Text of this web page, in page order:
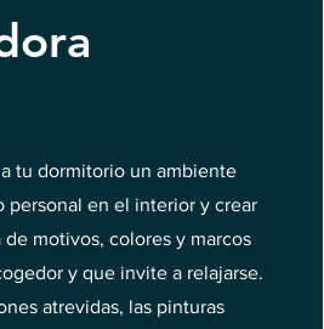
tu dormitorio un ambiente
personal en el interior y crear
motivos, colores y marcos
y que invite a relajarse.
atrevidas, las pinturas